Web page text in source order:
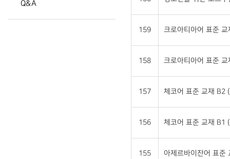
Q&A
159 크로아티아어 표준
158 크로아티아어 표준
157 체코어 표준 교재 B2
156 체코어 표준 교재 B1
155 아제르바이잔어 표